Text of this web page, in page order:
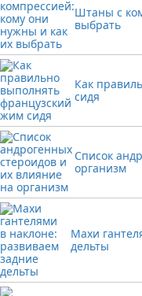
Штаны с
выбрать
Как
сидя
Список
организм
Махи
дельты